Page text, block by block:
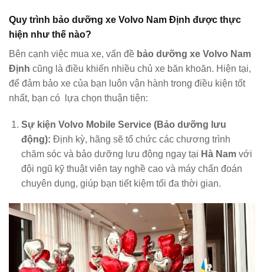
Quy trình bảo dưỡng xe Volvo Nam Định được thực
hiện như thế nào?
Bên cạnh việc mua xe, vấn đề bảo dưỡng xe Volvo Nam
Định cũng là điều khiến nhiều chủ xe băn khoăn. Hiện tại,
để đảm bảo xe của bạn luôn vận hành trong điều kiện tốt
nhất, bạn có lựa chọn thuận tiện:
Sự kiện Volvo Mobile Service(Bảo dưỡng lưu
động): Định kỳ, hãng sẽ tổ chức các chương trình
chăm sóc và bảo dưỡng lưu động ngay tại Hà Namvới
đội ngũ kỹ thuật viên tay nghề cao và máy chẩn đoán
chuyên dụng, giúp bạn tiết kiệm tối đa thời gian.